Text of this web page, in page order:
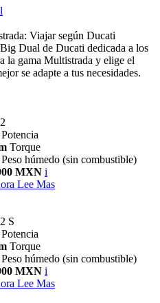
Viajar según Ducati
Dual de Ducati dedicada a los
la gama Multistrada y elige el
se adapte a tus necesidades.
Potencia
Torque
Peso húmedo (sin combustible)
MXN i
Lee Mas
S
Potencia
Torque
Peso húmedo (sin combustible)
MXN i
Lee Mas